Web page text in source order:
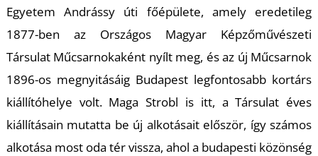
Egyetem Andrássy úti főépülete, amely eredetileg
1877-ben az Országos Magyar Képzőművészeti
Társulat Műcsarnokaként nyílt meg, és az új Műcsarnok
1896-os megnyitásáig Budapest legfontosabb kortárs
kiállítóhelye volt. Maga Strobl is itt, a Társulat éves
kiállításain mutatta be új alkotásait először, így számos
alkotása most oda tér vissza, ahol a budapesti közönség